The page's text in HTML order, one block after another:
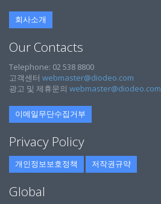
회사소개
Our Contacts
Telephone: 02 538 8800
고객센터 webmaster@diodeo.com
광고 및 제휴문의 webmaster@diodeo.com
이메일무단수집거부
Privacy Policy
개인정보보호정책 저작권규약
Global